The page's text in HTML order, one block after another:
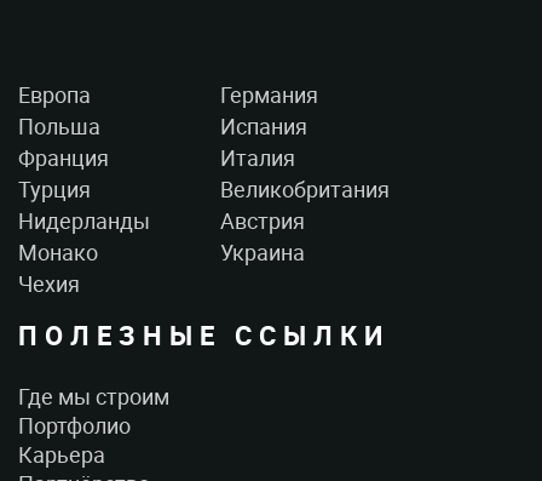
Европа
Германия
Польша
Испания
Франция
Италия
Турция
Великобритания
Нидерланды
Австрия
Монако
Украина
Чехия
ПОЛЕЗНЫЕ ССЫЛКИ
Где мы строим
Портфолио
Карьера